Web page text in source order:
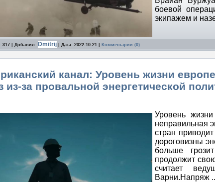
боевой
экипажем и
317 | Добавил: Dmitrij | Дата: 2022-10-21 Комментарии (0)
канал: Уровень жизни
из-за провальной энергетической
Уровень
неправильная
стран
дороговизны
больше
продолжит
считает
Варни.Напряж